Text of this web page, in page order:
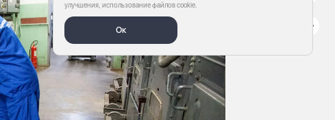
улучшения, использование файлов cookie.
Ок